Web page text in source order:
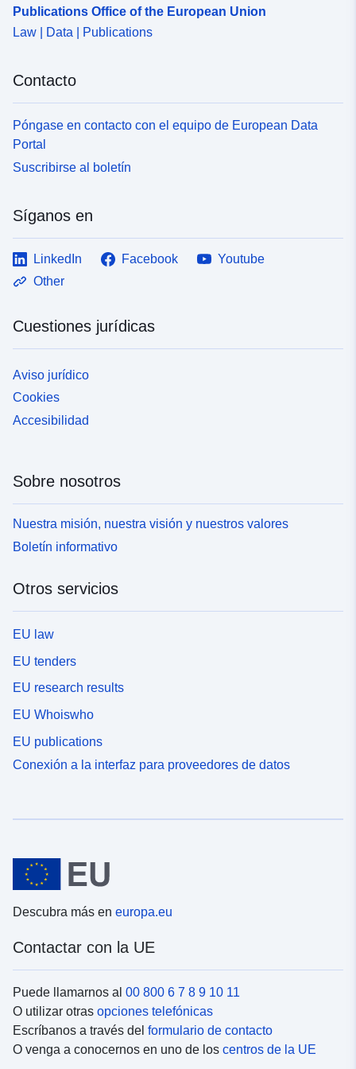
Publications Office of the European Union
Law | Data | Publications
Contacto
Póngase en contacto con el equipo de European Data
Portal
Suscribirse al boletín
Síganos en
LinkedIn Facebook
Youtube
Other
Cuestiones jurídicas
Aviso jurídico
Cookies
Accesibilidad
Sobre nosotros
Nuestra misión, nuestra visión y nuestros valores
Boletín informativo
Otros servicios
EU law
EU tenders
EU research results
EU Whoiswho
EU publications
Conexión a la interfaz para proveedores de datos
Descubra más en europa.eu
Contactar con la UE
Puede llamarnos al 00 800 6 7 8 9 10 11
O utilizar otras opciones telefónicas
Escríbanos a través del formulario de contacto
O venga a conocernos en uno de los centros de la UE